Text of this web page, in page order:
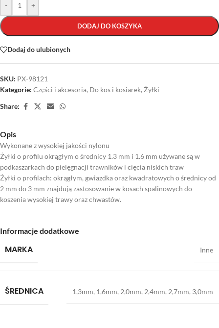
- +
DODAJ DO KOSZYKA
Dodaj do ulubionych
SKU: PX-98121
Kategorie: Części i akcesoria, Do kos i kosiarek, Żyłki
Share:
Opis
Wykonane z wysokiej jakości nylonu
Żyłki o profilu okrągłym o średnicy 1.3 mm i 1.6 mm używane są w
podkaszarkach do pielęgnacji trawników i cięcia niskich traw
Żyłki o profilach: okrągłym, gwiazdka oraz kwadratowych o średnicy od
2 mm do 3 mm znajdują zastosowanie w kosach spalinowych do
koszenia wysokiej trawy oraz chwastów.
Informacje dodatkowe
MARKA Inne
ŚREDNICA 1,3mm, 1,6mm, 2,0mm, 2,4mm, 2,7mm, 3,0mm